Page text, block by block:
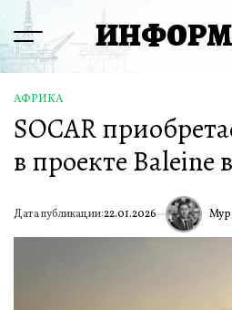
Перейти
содержимому
Menu
ОПУБЛИКОВАНО
В
АФРИКА
SOCAR
в проекте Baleine
Дата публикации:22.01.2026 ИА